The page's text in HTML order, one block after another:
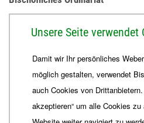
+49 361 6572-444
ordinariat Bistum-Erfurt.de
Unsere Seite verwendet
Damit wir Ihr persönliches
möglich gestalten, verwendet
auch Cookies von
akzeptieren“ um alle Cookies